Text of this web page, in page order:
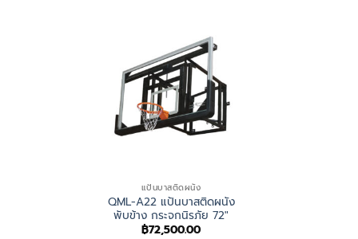
แป้นบาสติดผนัง
QML-A22 แป้นบาสติดผนัง
พับข้าง กระจกนิรภัย 72″
฿72,500.00